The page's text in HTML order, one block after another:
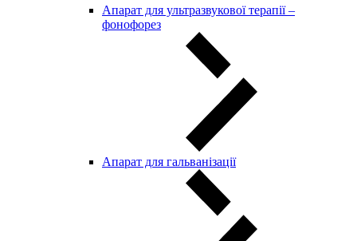
Апарат для ультразвукової терапії –
фонофорез
Апарат для гальванізації